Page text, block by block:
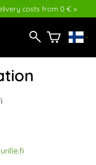
costs from 0 € »